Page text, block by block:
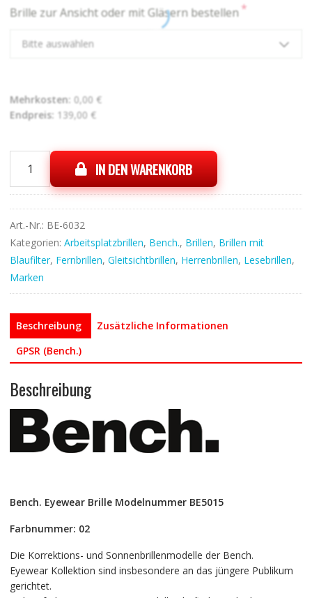
Brille zur Ansicht oder mit Gläsern bestellen*
Bitte auswählen
Mehrkosten: 0,00 €
Endpreis: 139,00 €
Bench.
Eyewear
BE5015
02
Menge
IN DEN WARENKORB
Art.-Nr.: BE-6032
Kategorien: Arbeitsplatzbrillen, Bench., Brillen, Brillen mit
Blaufilter, Fernbrillen, Gleitsichtbrillen, Herrenbrillen, Lesebrillen,
Marken
Beschreibung
Zusätzliche Informationen
GPSR (Bench.)
Beschreibung
Bench. Eyewear Brille Modelnummer BE5015
Farbnummer: 02
Die Korrektions- und Sonnenbrillenmodelle der Bench.
Eyewear Kollektion sind insbesondere an das jüngere Publikum
gerichtet.